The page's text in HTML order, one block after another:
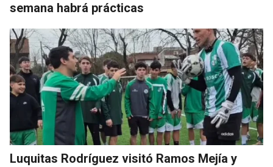
semana habrá prácticas
Luquitas Rodríguez visitó Ramos Mejía y